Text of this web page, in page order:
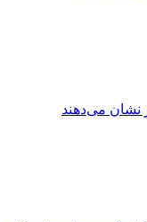
نشان می‌دهند